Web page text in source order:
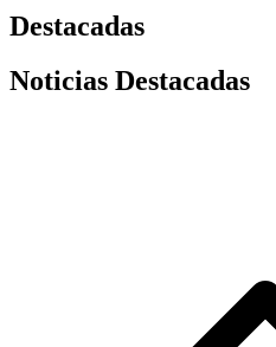
Destacadas
Noticias Destacadas